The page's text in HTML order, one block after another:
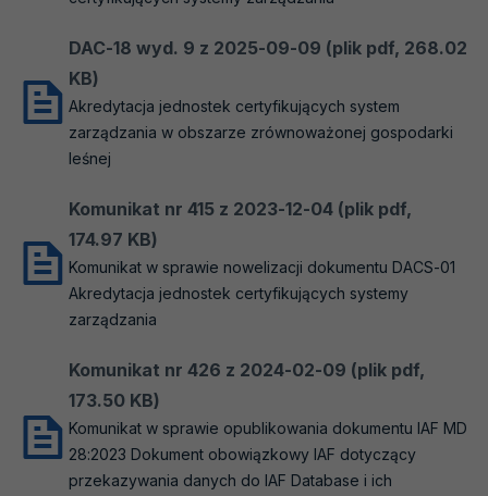
DAC-18 wyd. 9 z 2025-09-09 (plik pdf, 268.02
KB)
Akredytacja jednostek certyfikujących system
zarządzania w obszarze zrównoważonej gospodarki
leśnej
Komunikat nr 415 z 2023-12-04 (plik pdf,
174.97 KB)
Komunikat w sprawie nowelizacji dokumentu DACS-01
Akredytacja jednostek certyfikujących systemy
zarządzania
Komunikat nr 426 z 2024-02-09 (plik pdf,
173.50 KB)
Komunikat w sprawie opublikowania dokumentu IAF MD
28:2023 Dokument obowiązkowy IAF dotyczący
przekazywania danych do IAF Database i ich